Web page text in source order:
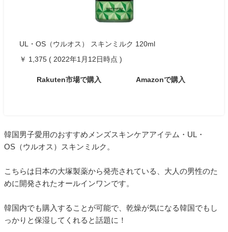
UL・OS（ウルオス） スキンミルク 120ml
￥ 1,375 ( 2022年1月12日時点 )
Rakuten市場で購入 Amazonで購入
韓国男子愛用のおすすめメンズスキンケアアイテム・UL・
OS（ウルオス）スキンミルク。
こちらは日本の大塚製薬から発売されている、大人の男性のた
めに開発されたオールインワンです。
韓国内でも購入することが可能で、乾燥が気になる韓国でもし
っかりと保湿してくれると話題に！